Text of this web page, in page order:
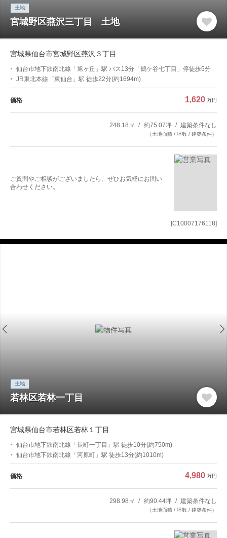
[C10007176118]
土地
宮城野区燕沢三丁目 土地
宮城県仙台市宮城野区燕沢３丁目
仙台市地下鉄南北線「旭ヶ丘」駅 バス13分「鶴ケ谷七丁目」停徒歩5分
JR東北本線「東仙台」駅 徒歩22分(約1694m)
価格 1,620 万円
248.18㎡ 約75.07坪 建築条件なし
（土地面積 / 坪数 / 建築条件）
ご質問やご相談がございましたら、ぜひお気軽にお問い
合わせください。
土地
若林区若林一丁目
宮城県仙台市若林区若林１丁目
仙台市地下鉄南北線「長町一丁目」駅 徒歩10分(約750m)
仙台市地下鉄南北線「河原町」駅 徒歩13分(約1010m)
価格 4,980 万円
298.98㎡ 約90.44坪 建築条件なし
（土地面積 / 坪数 / 建築条件）